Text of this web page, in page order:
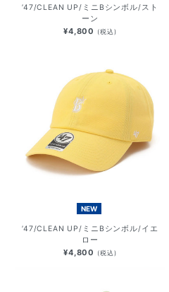
’47/CLEAN UP/ミニBシンボル/スト
ーン
¥4,800 (税込)
NEW
’47/CLEAN UP/ミニBシンボル/イエ
ロー
¥4,800 (税込)